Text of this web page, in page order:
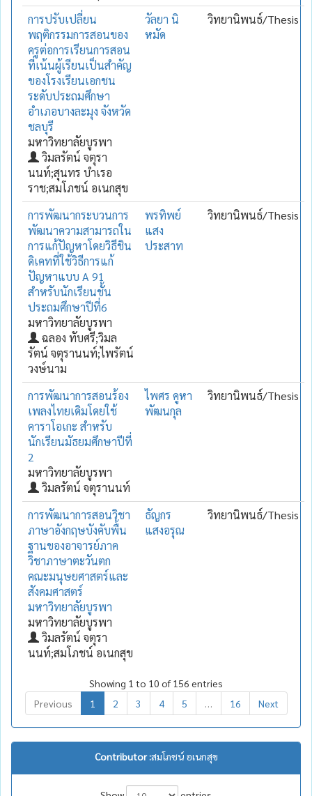
การปรับเปลี่ยน
พฤติกรรมการสอนของ
ครูต่อการเรียนการสอน
ที่เน้นผู้เรียนเป็นสำคัญ
ของโรงเรียนเอกชน
ระดับประถมศึกษา
อำเภอบางละมุง จังหวัด
ชลบุรี
มหาวิทยาลัยบูรพา
วิมลรัตน์ จตุรา
นนท์;สุนทร บำเรอ
ราช;สมโภชน์ อเนกสุข
วัลยา นิ
หมัด
วิทยานิพนธ์/Thesis
การพัฒนากระบวนการ
พัฒนาความสามารถใน
การแก้ปัญหาโดยวิธีชิน
ดิเคทที่ใช้วิธีการแก้
ปัญหาแบบ A 91
สำหรับนักเรียนชั้น
ประถมศึกษาปีที่6
มหาวิทยาลัยบูรพา
ฉลอง ทับศรี;วิมล
รัตน์ จตุรานนท์;ไพรัตน์
วงษ์นาม
พรทิพย์
แสง
ประสาท
วิทยานิพนธ์/Thesis
การพัฒนาการสอนร้อง
เพลงไทยเดิมโดยใช้
คาราโอเกะ สำหรับ
นักเรียนมัธยมศึกษาปีที่
2
มหาวิทยาลัยบูรพา
วิมลรัตน์ จตุรานนท์
ไพศร คูหา
พัฒนกุล
วิทยานิพนธ์/Thesis
การพัฒนาการสอนวิชา
ภาษาอังกฤษบังคับพื้น
ฐานของอาจารย์ภาค
วิชาภาษาตะวันตก
คณะมนุษยศาสตร์และ
สังคมศาสตร์
มหาวิทยาลัยบูรพา
มหาวิทยาลัยบูรพา
วิมลรัตน์ จตุรา
นนท์;สมโภชน์ อเนกสุข
ธัญกร
แสงอรุณ
วิทยานิพนธ์/Thesis
Showing 1 to 10 of 156 entries
Previous
1 2 3 4 5 16 Next
Contributor :สมโภชน์ อเนกสุข